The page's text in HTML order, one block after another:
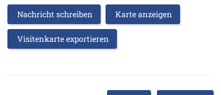
Nachricht schreiben Karte anzeigen
Visitenkarte exportieren